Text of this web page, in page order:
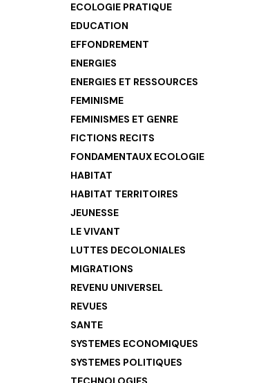
ECOLOGIE PRATIQUE
EDUCATION
EFFONDREMENT
ENERGIES
ENERGIES ET RESSOURCES
FEMINISME
FEMINISMES ET GENRE
FICTIONS RECITS
FONDAMENTAUX ECOLOGIE
HABITAT
HABITAT TERRITOIRES
JEUNESSE
LE VIVANT
LUTTES DECOLONIALES
MIGRATIONS
REVENU UNIVERSEL
REVUES
SANTE
SYSTEMES ECONOMIQUES
SYSTEMES POLITIQUES